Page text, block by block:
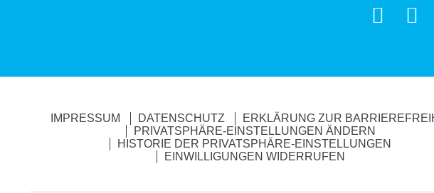
 
IMPRESSUM DATENSCHUTZ
ERKLÄRUNG ZUR
PRIVATSPHÄRE-EINSTELLUNGEN ÄNDERN
HISTORIE DER PRIVATSPHÄRE-EINSTELLUNGEN
EINWILLIGUNGEN WIDERRUFEN